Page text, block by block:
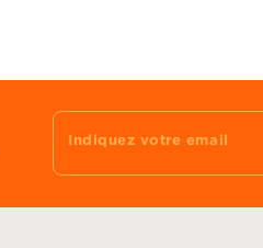
Indiquez votre email